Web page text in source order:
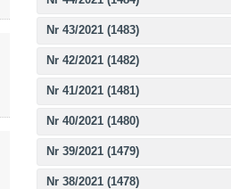
Nr 43/2021 (1483)
Nr 42/2021 (1482)
Nr 41/2021 (1481)
Nr 40/2021 (1480)
Nr 39/2021 (1479)
Nr 38/2021 (1478)